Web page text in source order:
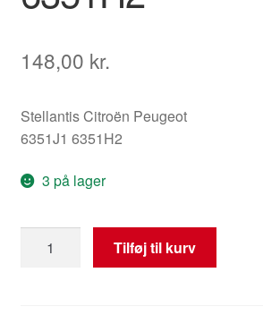
148,00 kr.
Stellantis Citroën Peugeot
6351J1 6351H2
3 på lager
baglygte
Tilføj til kurv